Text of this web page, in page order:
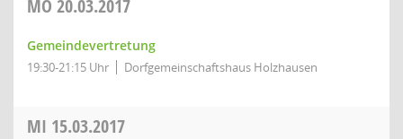
MO 20.03.2017
Gemeindevertretung
19:30-21:15 Uhr Dorfgemeinschaftshaus Holzhausen
MI 15.03.2017